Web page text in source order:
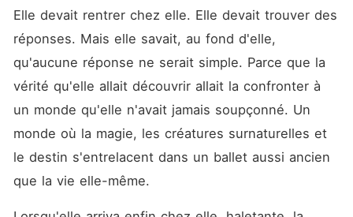
Elle devait rentrer chez elle. Elle devait trouver des
réponses. Mais elle savait, au fond d'elle,
qu'aucune réponse ne serait simple. Parce que la
vérité qu'elle allait découvrir allait la confronter à
un monde qu'elle n'avait jamais soupçonné. Un
monde où la magie, les créatures surnaturelles et
le destin s'entrelacent dans un ballet aussi ancien
que la vie elle-même.